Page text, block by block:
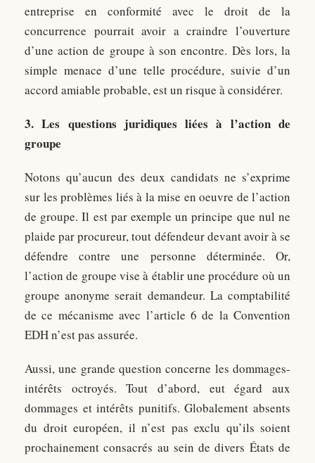
entreprise en conformité avec le droit de la
concurrence pourrait avoir a craindre l’ouverture
d’une action de groupe à son encontre. Dès lors, la
simple menace d’une telle procédure, suivie d’un
accord amiable probable, est un risque à considérer.
3. Les questions juridiques liées à l’action de
groupe
Notons qu’aucun des deux candidats ne s’exprime
sur les problèmes liés à la mise en oeuvre de l’action
de groupe. Il est par exemple un principe que nul ne
plaide par procureur, tout défendeur devant avoir à se
défendre contre une personne déterminée. Or,
l’action de groupe vise à établir une procédure où un
groupe anonyme serait demandeur. La comptabilité
de ce mécanisme avec l’article 6 de la Convention
EDH n’est pas assurée.
Aussi, une grande question concerne les dommages-
intérêts octroyés. Tout d’abord, eut égard aux
dommages et intérêts punitifs. Globalement absents
du droit européen, il n’est pas exclu qu’ils soient
prochainement consacrés au sein de divers États de